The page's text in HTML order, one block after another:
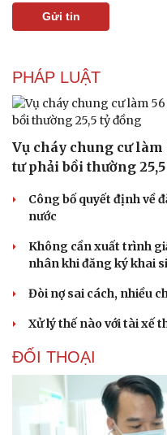
Phòng mạch online
Ăn sạch sống khỏe
Sân khấu - Điện ảnh
Văn học
Gửi tin
PHÁP LUẬT
Vụ cháy chung cư làm
tư phải bồi thường
Công bố quyết định về
nước
Không cần xuất trình
nhân khi đăng ký khai
Đòi nợ sai cách, nhiều
Xử lý thế nào với tài xế
ĐỐI THOẠI